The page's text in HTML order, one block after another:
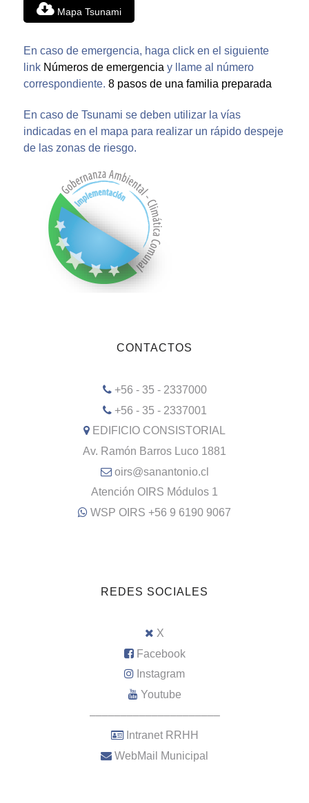
Mapa Tsunami
En caso de emergencia, haga click en el siguiente
link Números de emergencia y llame al número
correspondiente. 8 pasos de una familia preparada
En caso de Tsunami se deben utilizar la vías
indicadas en el mapa para realizar un rápido despeje
de las zonas de riesgo.
CONTACTOS
+56 - 35 - 2337000
+56 - 35 - 2337001
EDIFICIO CONSISTORIAL
Av. Ramón Barros Luco 1881
oirs@sanantonio.cl
Atención OIRS Módulos 1
WSP OIRS +56 9 6190 9067
REDES SOCIALES
X
Facebook
Instagram
Youtube
–––––––––––––––––––––
Intranet RRHH
WebMail Municipal